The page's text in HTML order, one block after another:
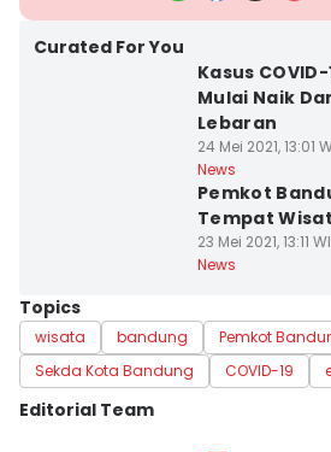
Curated For You
Kasus
Mulai Naik
Lebaran
24 Mei 2021, 13:01
News
Pemkot
Tempat
23 Mei 2021, 13:11
News
Topics
wisata bandung
Pemkot
Sekda Kota Bandung
COVID-19
Editorial Team